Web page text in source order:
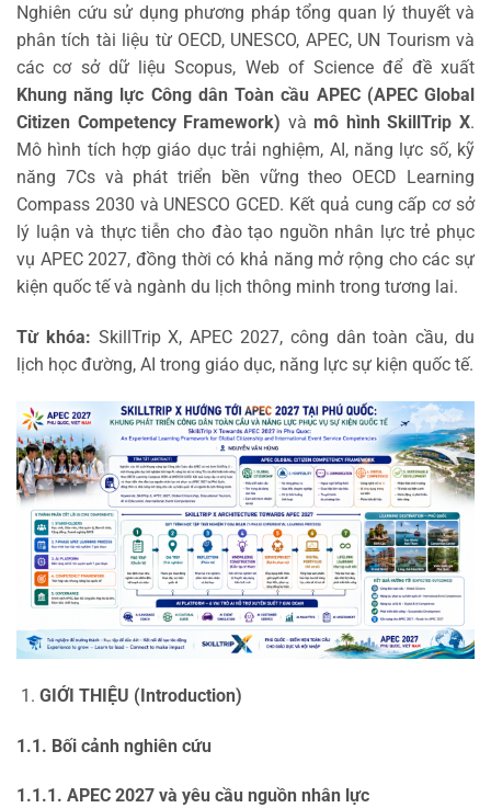
Nghiên cứu sử dụng phương pháp tổng quan lý thuyết và
phân tích tài liệu từ OECD, UNESCO, APEC, UN Tourism và
các cơ sở dữ liệu Scopus, Web of Science để đề xuất
Khung năng lực Công dân Toàn cầu APEC (APEC Global
Citizen Competency Framework) và mô hình SkillTrip X.
Mô hình tích hợp giáo dục trải nghiệm, AI, năng lực số, kỹ
năng 7Cs và phát triển bền vững theo OECD Learning
Compass 2030 và UNESCO GCED. Kết quả cung cấp cơ sở
lý luận và thực tiễn cho đào tạo nguồn nhân lực trẻ phục
vụ APEC 2027, đồng thời có khả năng mở rộng cho các sự
kiện quốc tế và ngành du lịch thông minh trong tương lai.
Từ khóa: SkillTrip X, APEC 2027, công dân toàn cầu, du
lịch học đường, AI trong giáo dục, năng lực sự kiện quốc tế.
GIỚI THIỆU (Introduction)
1.1. Bối cảnh nghiên cứu
1.1.1. APEC 2027 và yêu cầu nguồn nhân lực